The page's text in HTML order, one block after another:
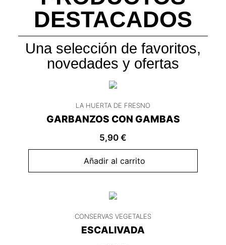
DESTACADOS
Una selección de favoritos,
novedades y ofertas
LA HUERTA DE FRESNO
GARBANZOS CON GAMBAS
5,90 €
Añadir al carrito
CONSERVAS VEGETALES
ESCALIVADA